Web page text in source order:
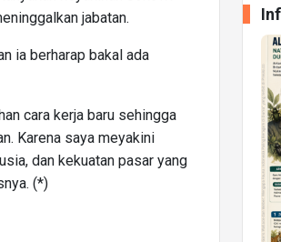
jabatan.
ia berharap bakal ada
cara kerja baru sehingga
Karena saya meyakini
dan kekuatan pasar yang
(*)